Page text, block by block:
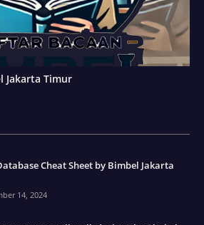
Jakarta Timur
Cheat Sheet by Bimbel Jakarta
14, 2024